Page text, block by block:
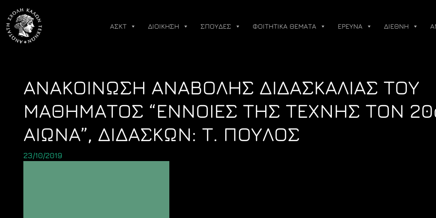
content
ΑΣΚΤ ΔΙΟΙΚΗΣΗ ΣΠΟΥΔΕΣ ΦΟΙΤΗΤΙΚΑ ΘΕΜΑΤΑ ΕΡΕΥΝΑ ΔΙΕΘΝΗ
ΑΝΑΚΟΙΝΩΣΗ ΑΝΑΒΟΛΗΣ ΔΙΔΑΣΚΑΛΙΑΣ ΤΟΥ
ΜΑΘΗΜΑΤΟΣ “ΕΝΝΟΙΕΣ ΤΗΣ ΤΕΧΝΗΣ ΤΟΝ
ΑΙΩΝΑ”, ΔΙΔΑΣΚΩΝ: Τ. ΠΟΥΛΟΣ
23/10/2019